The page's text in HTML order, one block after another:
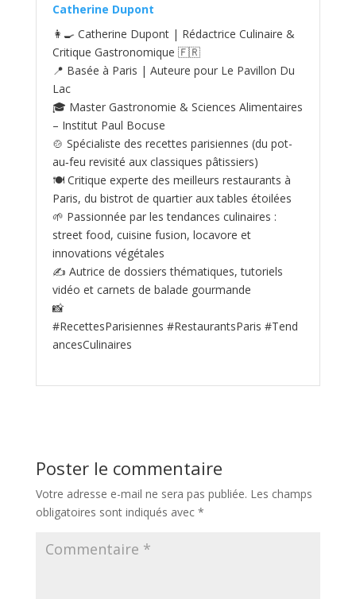
Catherine Dupont
👩‍🍳 Catherine Dupont | Rédactrice Culinaire &
Critique Gastronomique 🇫🇷
📍 Basée à Paris | Auteure pour Le Pavillon Du
Lac
🎓 Master Gastronomie & Sciences Alimentaires
– Institut Paul Bocuse
🍲 Spécialiste des recettes parisiennes (du pot-
au‑feu revisité aux classiques pâtissiers)
🍽️ Critique experte des meilleurs restaurants à
Paris, du bistrot de quartier aux tables étoilées
🌱 Passionnée par les tendances culinaires :
street food, cuisine fusion, locavore et
innovations végétales
✍️ Autrice de dossiers thématiques, tutoriels
vidéo et carnets de balade gourmande
📸
#RecettesParisiennes #RestaurantsParis #Tend
ancesCulinaires
Poster le commentaire
Votre adresse e-mail ne sera pas publiée. Les champs
obligatoires sont indiqués avec *